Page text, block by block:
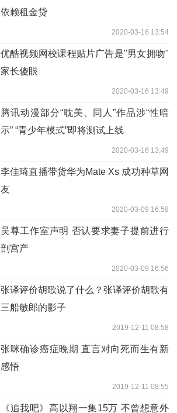
依赖租金贷
2020-03-16 13:54
优酷视频网校课程贴片广告是"男女拥吻"
家长傻眼
2020-03-16 13:49
腾讯动漫部分“耽美、同人”作品涉“性暗
示” “青少年模式”即将测试上线
2020-03-16 13:49
李佳琦直播带货华为Mate Xs 成功种草网
友
2020-03-09 16:58
吴尊工作室声明 否认要求妻子提前进行
剖宫产
2020-03-09 16:56
张译评价胡歌说了什么？张译评价胡歌有
三船敏郎的影子
2019-12-11 08:58
张咪确诊癌症晚期 直言对向死而生有新
感悟
2019-12-11 08:55
《追我吧》高以翔一集15万 不曾想意外